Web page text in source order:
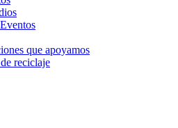
que apoyamos
reciclaje